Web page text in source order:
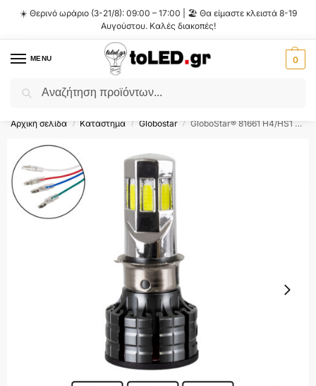
☀️ Θερινό ωράριο (3-21/8): 09:00 – 17:00 | 🏖️ Θα είμαστε κλειστά 8-19
Αυγούστου. Καλές διακοπές!
MENU 0
Flash Sale ⚡ 10% Έκπτωση με τον κωδικό
Αρχική σελίδα / Κατάστημα / Globostar / GloboStar® 81661 H4/HS1 KIT Βασικού Φωτισμού Μοτοσυκλέτας 2nd Generation Can-Bus Series LED CREE CXB COB 60W 6000lm DC 8-80V Αδιάβροχο IP67 Ψυχρό Λευκό 8000K